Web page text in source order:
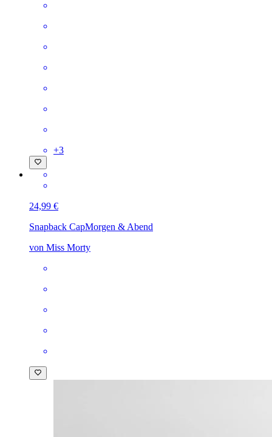
+3
24,99 €
Snapback CapMorgen & Abend
von Miss Morty